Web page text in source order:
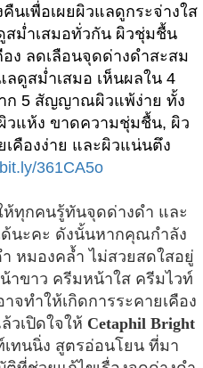
นเพื่อเผยผิวแลดูกระจ่างใส
สม่ำเสมอทั่วกัน ผิวชุ่มชื้น
ง ลดเลือนจุดด่างดำสะสม
ลดูสม่ำเสมอ เห็นผลใน 4
ก 5 สัญญาณผิวแพ้ง่าย ทั้ง
วแห้ง ขาดความชุ่มชื้น, ผิว
เคืองง่าย และผิวแน่นตึง
361CA5o
ทุกคนรู้ทันจุดด่างดำ และ
ด้นะคะ ดังนั้นหากคุณกำลัง
หมองคล้ำ ไม่สวยสดใสอยู่
าขาว ครีมหน้าใส ครีมไวท์
จทำให้เกิดการระคายเคือง
วเปิดใจให้ Cetaphil Bright
ทนนิ่ง สูตรอ่อนโยน ที่มา